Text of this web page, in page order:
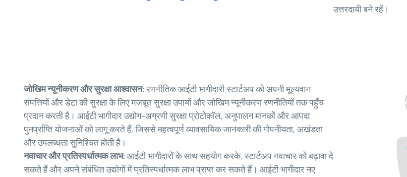
उत्तरदायी बने रहें।
जोखिम न्यूनीकरण और सुरक्षा आश्वासन:रणनीतिक आईटी भागीदारी स्टार्टअप को अपनी मूल्यवान
संपत्तियों और डेटा की सुरक्षा के लिए मजबूत सुरक्षा उपायों और जोखिम न्यूनीकरण रणनीतियों तक पहुँच
प्रदान करती है। आईटी भागीदार उद्योग-अग्रणी सुरक्षा प्रोटोकॉल, अनुपालन मानकों और आपदा
पुनर्प्राप्ति योजनाओं को लागू करते हैं, जिससे महत्वपूर्ण व्यावसायिक जानकारी की गोपनीयता, अखंडता
और उपलब्धता सुनिश्चित होती है।
नवाचार और प्रतिस्पर्धात्मक लाभ: आईटी भागीदारों के साथ सहयोग करके, स्टार्टअप नवाचार को बढ़ावा दे
सकते हैं और अपने संबंधित उद्योगों में प्रतिस्पर्धात्मक लाभ प्राप्त कर सकते हैं। आईटी भागीदार नए